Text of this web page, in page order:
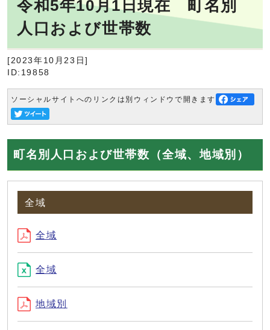
令和5年10月1日現在 町名別
人口および世帯数
[2023年10月23日]
ID:19858
ソーシャルサイトへのリンクは別ウィンドウで開きます
町名別人口および世帯数（全域、地域別）
全域
全域
全域
地域別